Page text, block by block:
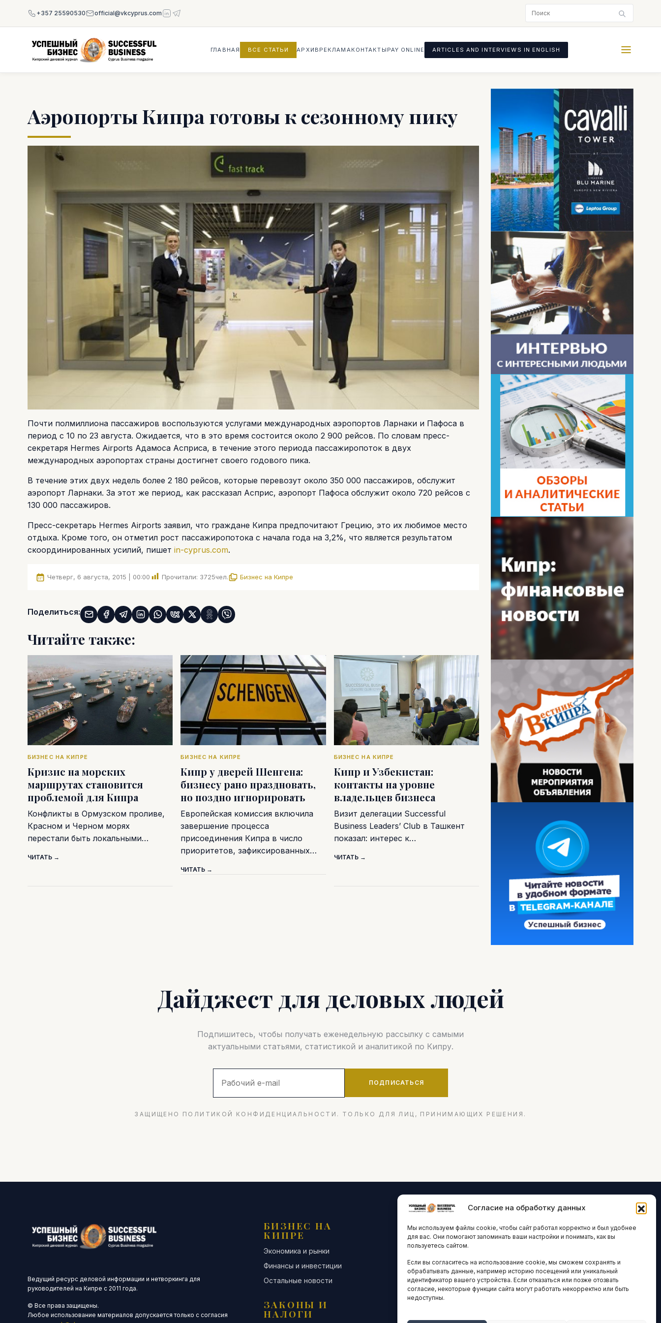
Согласие на обработку данных
Мы используем файлы cookie, чтобы сайт работал корректно и был удобнее
для вас. Они помогают запоминать ваши настройки и понимать, как вы
пользуетесь сайтом.
Если вы согласитесь на использование cookie, мы сможем сохранять и
обрабатывать данные, например историю посещений или уникальный
идентификатор вашего устройства. Если отказаться или позже отозвать
согласие, некоторые функции сайта могут работать некорректно или быть
недоступны.
+357 25590530 official@vkcyprus.com
ГЛАВНАЯ ВСЕ СТАТЬИ АРХИВ РЕКЛАМА КОНТАКТЫ PAY ONLINE ARTICLES AND INTERVIEWS IN ENGLISH
Аэропорты Кипра готовы к сезонному пику
Почти полмиллиона пассажиров воспользуются услугами международных аэропортов Ларнаки и Пафоса в
период с 10 по 23 августа. Ожидается, что в это время состоится около 2 900 рейсов. По словам пресс-
секретаря Hermes Airports Адамоса Асприса, в течение этого периода пассажиропоток в двух
международных аэропортах страны достигнет своего годового пика.
В течение этих двух недель более 2 180 рейсов, которые перевозут около 350 000 пассажиров, обслужит
аэропорт Ларнаки. За этот же период, как рассказал Асприс, аэропорт Пафоса обслужит около 720 рейсов с
130 000 пассажиров.
Пресс-секретарь Hermes Airports заявил, что граждане Кипра предпочитают Грецию, это их любимое место
отдыха. Кроме того, он отметил рост пассажиропотока с начала года на 3,2%, что является результатом
скоординированных усилий, пишет in-cyprus.com.
Четверг, 6 августа, 2015 | 00:00 Прочитали: 3725чел. Бизнес на Кипре
Поделиться:
Читайте также:
БИЗНЕС НА КИПРЕ
Кризис на морских
маршрутах становится
проблемой для Кипра
Конфликты в Ормузском проливе,
Красном и Черном морях
перестали быть локальными…
ЧИТАТЬ →
БИЗНЕС НА КИПРЕ
Кипр у дверей Шенгена:
бизнесу рано праздновать,
но поздно игнорировать
Европейская комиссия включила
завершение процесса
присоединения Кипра в число
приоритетов, зафиксированных…
ЧИТАТЬ →
БИЗНЕС НА КИПРЕ
Кипр и Узбекистан:
контакты на уровне
владельцев бизнеса
Визит делегации Successful
Business Leaders’ Club в Ташкент
показал: интерес к…
ЧИТАТЬ →
Дайджест для деловых людей
Подпишитесь, чтобы получать еженедельную рассылку с самыми
актуальными статьями, статистикой и аналитикой по Кипру.
ПОДПИСАТЬСЯ
ЗАЩИЩЕНО ПОЛИТИКОЙ КОНФИДЕНЦИАЛЬНОСТИ. ТОЛЬКО ДЛЯ ЛИЦ, ПРИНИМАЮЩИХ РЕШЕНИЯ.
Ведущий ресурс деловой информации и нетворкинга для
руководителей на Кипре с 2011 года.
© Все права защищены.
Любое использование материалов допускается только с согласия
БИЗНЕС НА
КИПРЕ
Экономика и рынки
Финансы и инвестиции
Остальные новости
ЗАКОНЫ И
НАЛОГИ
ТЕХНОЛОГИИ И
ИННОВАЦИИ
Стартапы и исследования
Цифровая экономика
Остальные новости
ДЕЛОВОЕ
ARTICLES IN
ENGLISH
НАВИГАЦИЯ
Архив материалов